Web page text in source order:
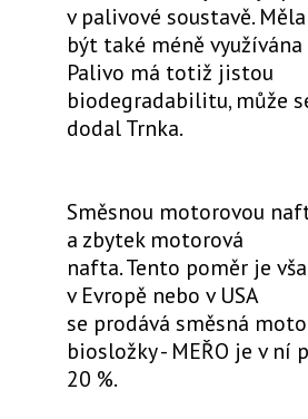
v palivové soustavě.
být také méně
Palivo má totiž jistou
biodegradabilitu, může
dodal Trnka.
Směsnou motorovou
a zbytek motorová
nafta. Tento poměr je
v Evropě nebo v USA
se prodává směsná
biosložky - MEŘO je v ní
20 %.